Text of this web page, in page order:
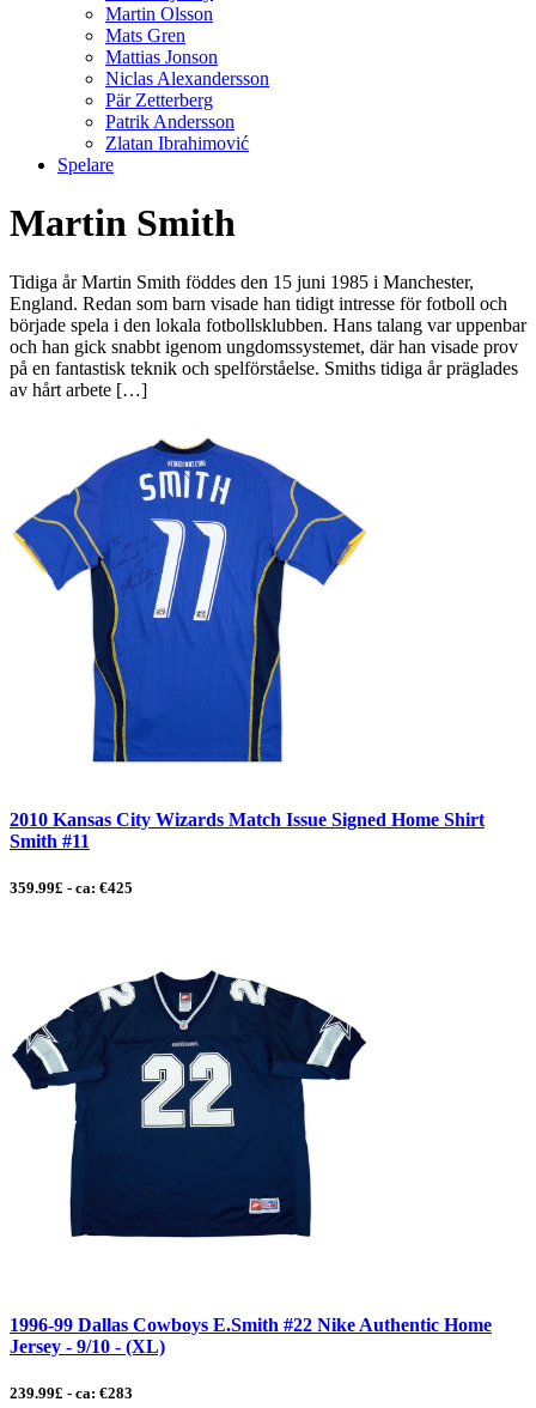
Martin Olsson
Mats Gren
Mattias Jonson
Niclas Alexandersson
Pär Zetterberg
Patrik Andersson
Zlatan Ibrahimović
Spelare
Martin Smith
Tidiga år Martin Smith föddes den 15 juni 1985 i Manchester,
England. Redan som barn visade han tidigt intresse för fotboll och
började spela i den lokala fotbollsklubben. Hans talang var uppenbar
och han gick snabbt igenom ungdomssystemet, där han visade prov
på en fantastisk teknik och spelförståelse. Smiths tidiga år präglades
av hårt arbete […]
2010 Kansas City Wizards Match Issue Signed Home Shirt
Smith #11
359.99£ - ca: €425
1996-99 Dallas Cowboys E.Smith #22 Nike Authentic Home
Jersey - 9/10 - (XL)
239.99£ - ca: €283